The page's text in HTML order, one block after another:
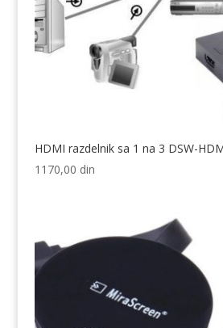
HDMI razdelnik sa 1 na 3 DSW-
1170,00 din